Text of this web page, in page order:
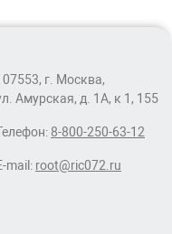
г. Москва,
Амурская, д. 1А, к 1, 155
8-800-250-63-12
mail: root@ric072.ru